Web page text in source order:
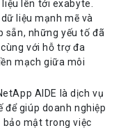
lên tới exabyte.
liệu mạnh mẽ và
sẵn, những yếu tố đã
với hỗ trợ đa
mạch giữa môi
AIDE là dịch vụ
để giúp doanh nghiệp
bảo mật trong việc